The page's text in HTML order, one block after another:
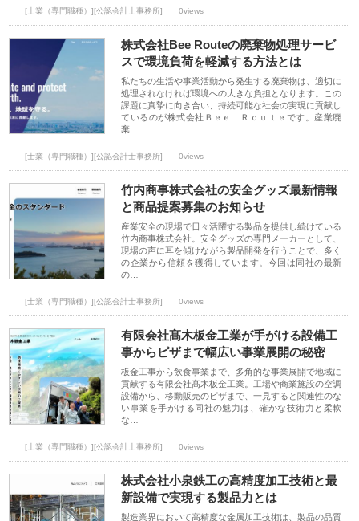
[士業（専門職種）][公認会計士事務所] 0views
株式会社Bee Routeの廃棄物処理サービ
スで環境負荷を軽減する方法とは
私たちの生活や事業活動から発生する廃棄物は、適切に
処理されなければ環境への大きな負担となります。この
課題に真摯に向き合い、持続可能な社会の実現に貢献し
ているのが株式会社Ｂｅｅ Ｒｏｕｔｅです。産業廃
棄…
[士業（専門職種）][公認会計士事務所] 0views
竹内商事株式会社の安全グッズ最新情報
と商品提案募集のお知らせ
産業安全の現場で日々活躍する製品を提供し続けている
竹内商事株式会社。安全グッズの専門メーカーとして、
現場の声に耳を傾けながら製品開発を行うことで、多く
の企業から信頼を獲得しています。今回は同社の最新
の…
[士業（専門職種）][公認会計士事務所] 0views
有限会社髙木板金工業が手がける設備工
事からピザまで幅広い事業展開の秘密
板金工事から飲食事業まで、多角的な事業展開で地域に
貢献する有限会社髙木板金工業。工場や商業施設の空調
設備から、移動販売のピザまで、一見すると関連性のな
い事業を手がける同社の魅力は、確かな技術力と柔軟
な…
[士業（専門職種）][公認会計士事務所] 0views
株式会社小泉鉄工の高精度加工技術と最
新設備で実現する製品力とは
製造業界において高精度な金属加工技術は、製品の品質